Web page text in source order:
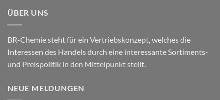
ÜBER UNS
BR-Chemie steht für ein Vertriebskonzept, welches die
Interessen des Handels durch eine interessante Sortiments-
und Preispolitik in den Mittelpunkt stellt.
NEUE MELDUNGEN